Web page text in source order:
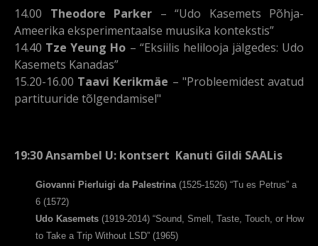
14.00 Theodore Parker – “Udo Kasemets Põhja-
Ameerika eksperimentaalse muusika kontekstis”
14.40 Tze Yeung Ho – “Eksiilis helilooja jälgedes: Udo
Kasemets Kanadas”
15.20-16.00 Taavi Kerikmäe – "Probleemidest avatud
partituuride tõlgendamisel"
19:30 Ansambel U: kontsert Kanuti Gildi SAALis
Giovanni Pierluigi da Palestrina(1525-1526) “Tu es Petrus” a
6 (1572)
Udo Kasemets (1919-2014) “Sound, Smell, Taste, Touch, or How
to Take a Trip Without LSD” (1965)